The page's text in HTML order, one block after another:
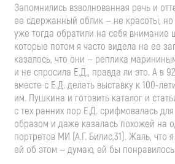
Запомнились взволнованная речь и
ее сдержанный облик — не красоты, но
уже тогда обратили на себя внимание
которые потом я часто видела на ее
казалось, что они — реплика
и не спросила Е.Д., правда ли это. А в
вместе с Е.Д. делать выставку к100-
им. Пушкина и готовить каталог и
с тех ранних пор Е.Д. срифмовалась
образом и даже казалась похожей на
портретов МИ (А.Г. Билис,31). Жаль, что
ей об этом — думаю, ей бы понравилось.